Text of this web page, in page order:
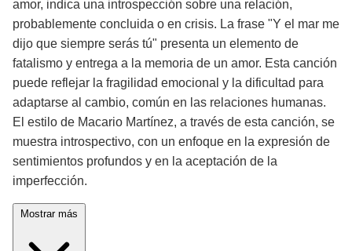
amor, indica una introspección sobre una relación,
probablemente concluida o en crisis. La frase "Y el mar me
dijo que siempre serás tú" presenta un elemento de
fatalismo y entrega a la memoria de un amor. Esta canción
puede reflejar la fragilidad emocional y la dificultad para
adaptarse al cambio, común en las relaciones humanas.
El estilo de Macario Martínez, a través de esta canción, se
muestra introspectivo, con un enfoque en la expresión de
sentimientos profundos y en la aceptación de la
imperfección.